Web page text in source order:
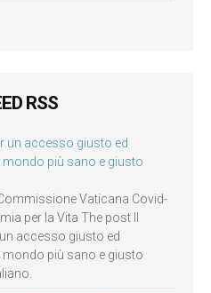
RSS
un accesso giusto ed
mondo più sano e giusto
Vaticana Covid-
per la Vita The post Il
accesso giusto ed
mondo più sano e giusto